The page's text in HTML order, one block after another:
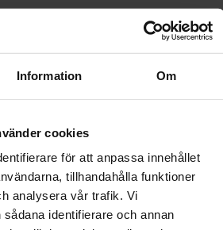
Information Om
cookies
för att anpassa innehållet
tillhandahålla funktioner
analysera vår trafik. Vi
identifierare och annan
trea på 68 kvm med
som döljer dina ytterkläder med
En av dörrarna har spegelglas.
i det rymliga vardagsrummet i